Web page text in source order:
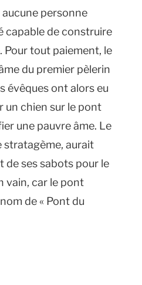
personne
capable de construire
Pour tout paiement, le
du premier pèlerin
évêques ont alors eu
un chien sur le pont
une pauvre âme. Le
stratagème, aurait
de ses sabots pour le
vain, car le pont
de « Pont du